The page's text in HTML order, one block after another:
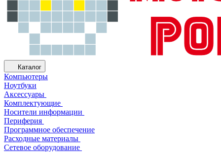
Каталог
Компьютеры
Ноутбуки
Аксессуары
Комплектующие
Носители информации
Периферия
Программное обеспечение
Расходные материалы
Сетевое оборудование